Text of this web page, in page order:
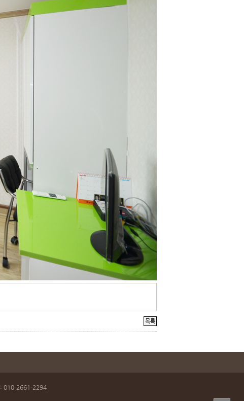
목록
: 010-2661-2294